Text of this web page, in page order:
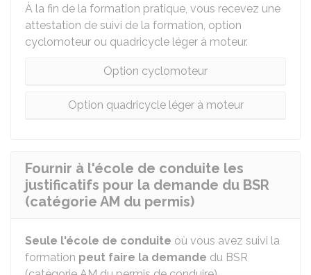
À la fin de la formation pratique, vous recevez une
attestation de suivi de la formation, option
cyclomoteur ou quadricycle léger à moteur.
Option cyclomoteur
Option quadricycle léger à moteur
Fournir à l'école de conduite les
justificatifs pour la demande du BSR
(catégorie AM du permis)
Seule l'école de conduite où vous avez suivi la
formation peut faire la demande du BSR